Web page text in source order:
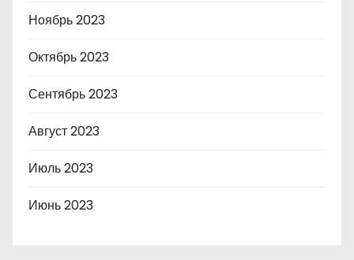
Ноябрь 2023
Октябрь 2023
Сентябрь 2023
Август 2023
Июль 2023
Июнь 2023